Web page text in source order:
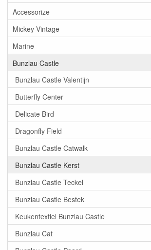
Accessorize
Mickey Vintage
Marine
Bunzlau Castle
Bunzlau Castle Valentijn
Butterfly Center
Delicate Bird
Dragonfly Field
Bunzlau Castle Catwalk
Bunzlau Castle Kerst
Bunzlau Castle Teckel
Bunzlau Castle Bestek
Keukentextiel Bunzlau Castle
Bunzlau Cat